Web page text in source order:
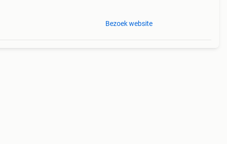
Bezoek website